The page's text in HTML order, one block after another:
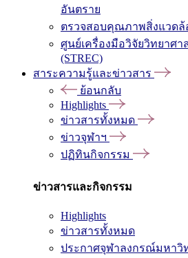
อันตราย
ตรวจสอบคุณภาพสิ่งแวดล้
ศูนย์เครื่องมือวิจัยวิทยาศา
(STREC)
สาระความรู้และข่าวสาร
ย้อนกลับ
Highlights
ข่าวสารทั้งหมด
ข่าวจุฬาฯ
ปฏิทินกิจกรรม
ข่าวสารและกิจกรรม
Highlights
ข่าวสารทั้งหมด
ประกาศจุฬาลงกรณ์มหาวิ